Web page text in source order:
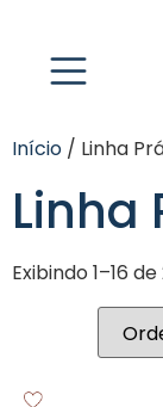
Início / Linha
Linha
Exibindo 1–16